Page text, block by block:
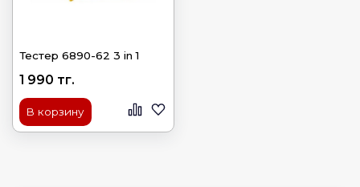
Тестер 6890-62 3 in 1
1 990 тг.
В корзину